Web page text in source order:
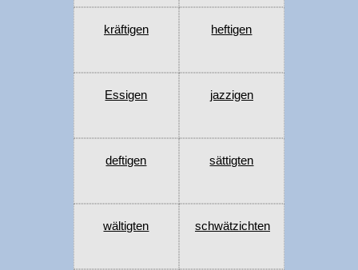
kräftigen heftigen
Essigen jazzigen
deftigen sättigten
wältigten schwätzichten